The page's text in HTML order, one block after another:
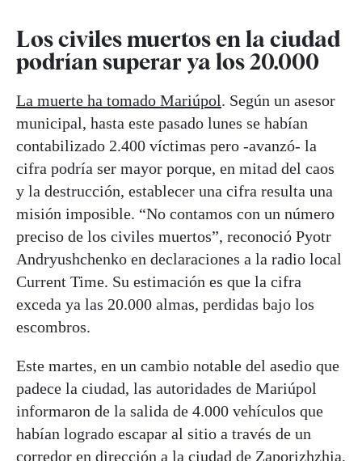
Los civiles muertos en la ciudad
podrían superar ya los 20.000
La muerte ha tomado Mariúpol. Según un asesor
municipal, hasta este pasado lunes se habían
contabilizado 2.400 víctimas pero -avanzó- la
cifra podría ser mayor porque, en mitad del caos
y la destrucción, establecer una cifra resulta una
misión imposible. “No contamos con un número
preciso de los civiles muertos”, reconoció Pyotr
Andryushchenko en declaraciones a la radio local
Current Time. Su estimación es que la cifra
exceda ya las 20.000 almas, perdidas bajo los
escombros.
Este martes, en un cambio notable del asedio que
padece la ciudad, las autoridades de Mariúpol
informaron de la salida de 4.000 vehículos que
habían logrado escapar al sitio a través de un
corredor en dirección a la ciudad de Zaporizhzhia,